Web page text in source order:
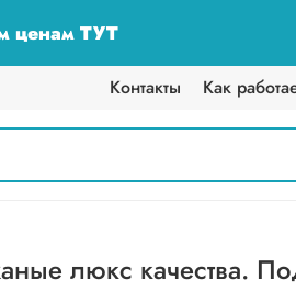
ценам ТУТ
Контакты Как
люкс качества.